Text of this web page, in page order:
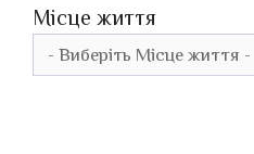
Місце життя